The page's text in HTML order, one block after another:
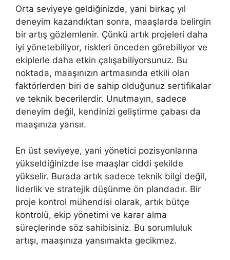
Orta seviyeye geldiğinizde, yani birkaç yıl
deneyim kazandıktan sonra, maaşlarda belirgin
bir artış gözlemlenir. Çünkü artık projeleri daha
iyi yönetebiliyor, riskleri önceden görebiliyor ve
ekiplerle daha etkin çalışabiliyorsunuz. Bu
noktada, maaşınızın artmasında etkili olan
faktörlerden biri de sahip olduğunuz sertifikalar
ve teknik becerilerdir. Unutmayın, sadece
deneyim değil, kendinizi geliştirme çabası da
maaşınıza yansır.
En üst seviyeye, yani yönetici pozisyonlarına
yükseldiğinizde ise maaşlar ciddi şekilde
yükselir. Burada artık sadece teknik bilgi değil,
liderlik ve stratejik düşünme ön plandadır. Bir
proje kontrol mühendisi olarak, artık bütçe
kontrolü, ekip yönetimi ve karar alma
süreçlerinde söz sahibisiniz. Bu sorumluluk
artışı, maaşınıza yansımakta gecikmez.